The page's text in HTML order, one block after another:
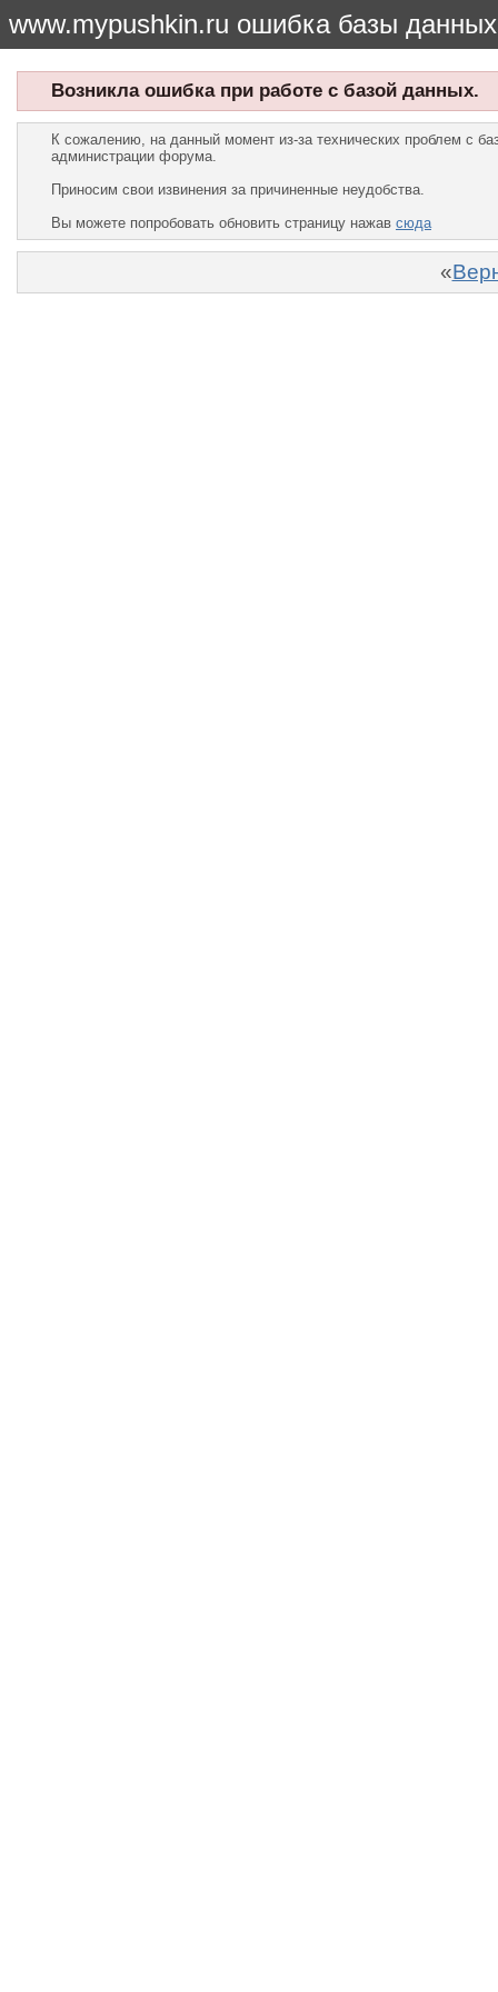
www.mypushkin.ru ошибка базы данных
Возникла ошибка при работе с базой данных.
К сожалению, на данный момент из-за технических проблем с
администрации форума.
Приносим свои извинения за причиненные неудобства.
Вы можете попробовать обновить страницу нажав сюда
«